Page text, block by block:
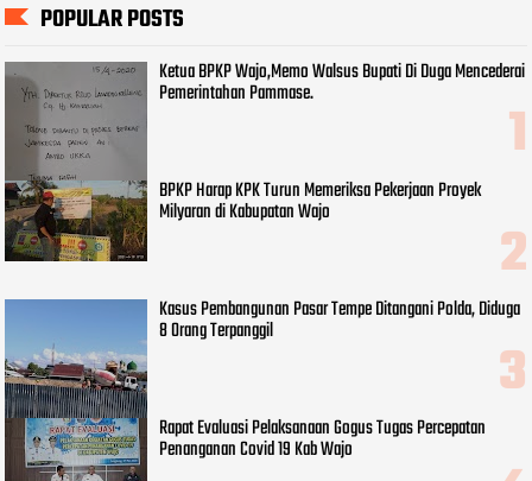
POPULAR POSTS
Ketua BPKP Wajo,Memo Walsus Bupati Di Duga Mencederai
Pemerintahan Pammase.
BPKP Harap KPK Turun Memeriksa Pekerjaan Proyek
Milyaran di Kabupatan Wajo
Kasus Pembangunan Pasar Tempe Ditangani Polda, Diduga
8 Orang Terpanggil
Rapat Evaluasi Pelaksanaan Gogus Tugas Percepatan
Penanganan Covid 19 Kab Wajo